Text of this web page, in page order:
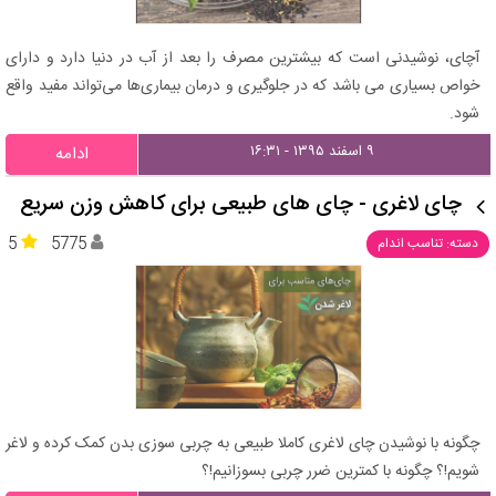
آچای، نوشیدنی است که بیشترین مصرف را بعد از آب در دنیا دارد و دارای
خواص بسیاری می باشد که در جلوگیری و درمان بیماری‌ها می‌تواند مفید واقع
شود.
۹ اسفند ۱۳۹۵ - ۱۶:۳۱ ادامه
چای لاغری - چای های طبیعی برای کاهش وزن سریع
دسته: تناسب اندام 5 5775
چگونه با نوشیدن چای لاغری کاملا طبیعی به چربی سوزی بدن کمک کرده و لاغر
شویم!؟ چگونه با کمترین ضرر چربی بسوزانیم!؟